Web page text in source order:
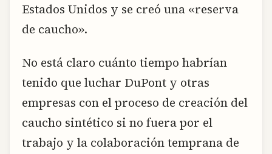
Estados Unidos y se creó una «reserva
de caucho».
No está claro cuánto tiempo habrían
tenido que luchar DuPont y otras
empresas con el proceso de creación del
caucho sintético si no fuera por el
trabajo y la colaboración temprana de